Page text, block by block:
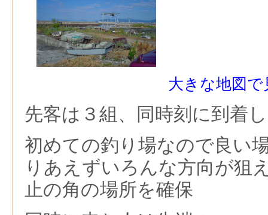
大きな地図で
先客は３組、同時刻に到着
初めての釣り場なので良い
りあえずいろんな方向が狙
止の角の場所を確保